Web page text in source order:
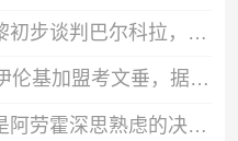
天空体育：利物浦与巴黎初步谈判巴尔科拉，但估值存在巨大差距
官方：北西兰20岁中场伊伦基加盟考文垂，据悉转会费3000万欧
记者：租借加盟利物浦是阿劳霍深思熟虑的决定，红军承担全部工资